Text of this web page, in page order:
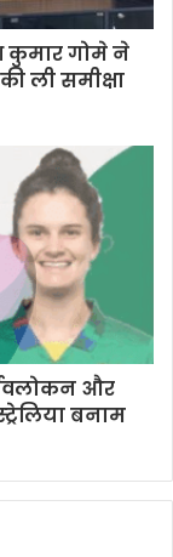
कुमार गोमे ने
ली समीक्षा
और
बनाम